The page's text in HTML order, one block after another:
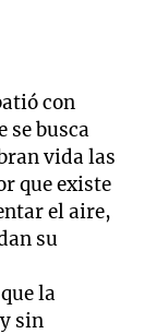
con
se busca
vida las
que existe
el aire,
su
la
sin